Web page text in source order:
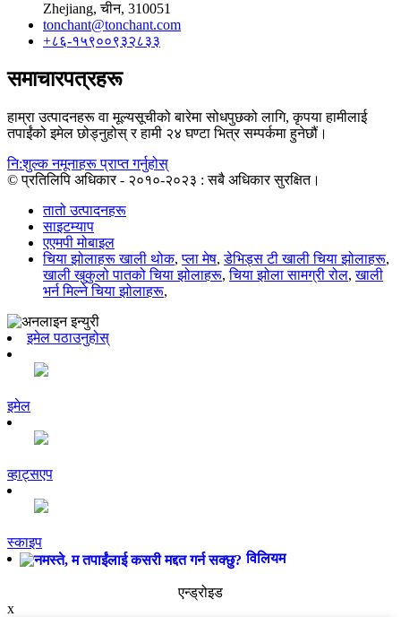
Zhejiang, चीन, 310051
tonchant@tonchant.com
+८६-१५९००९३२८३३
समाचारपत्रहरू
हाम्रा उत्पादनहरू वा मूल्यसूचीको बारेमा सोधपुछको लागि, कृपया हामीलाई
तपाईंको इमेल छोड्नुहोस् र हामी २४ घण्टा भित्र सम्पर्कमा हुनेछौं।
नि:शुल्क नमूनाहरू प्राप्त गर्नुहोस्
© प्रतिलिपि अधिकार - २०१०-२०२३ : सबै अधिकार सुरक्षित।
तातो उत्पादनहरू
साइटम्याप
एएमपी मोबाइल
चिया झोलाहरू खाली थोक,प्ला मेष,डेभिड्स टी खाली चिया झोलाहरू,
खाली खुकुलो पातको चिया झोलाहरू,चिया झोला सामग्री रोल,खाली
भर्न मिल्ने चिया झोलाहरू,
इमेल पठाउनुहोस्
इमेल
व्हाट्सएप
स्काइप
विलियम
एन्ड्रोइड
x